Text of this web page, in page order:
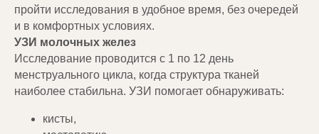
пройти исследования в удобное время, без очередей
и в комфортных условиях.
УЗИ молочных желез
Исследование проводится с 1 по 12 день
менструального цикла, когда структура тканей
наиболее стабильна. УЗИ помогает обнаруживать:
кисты,